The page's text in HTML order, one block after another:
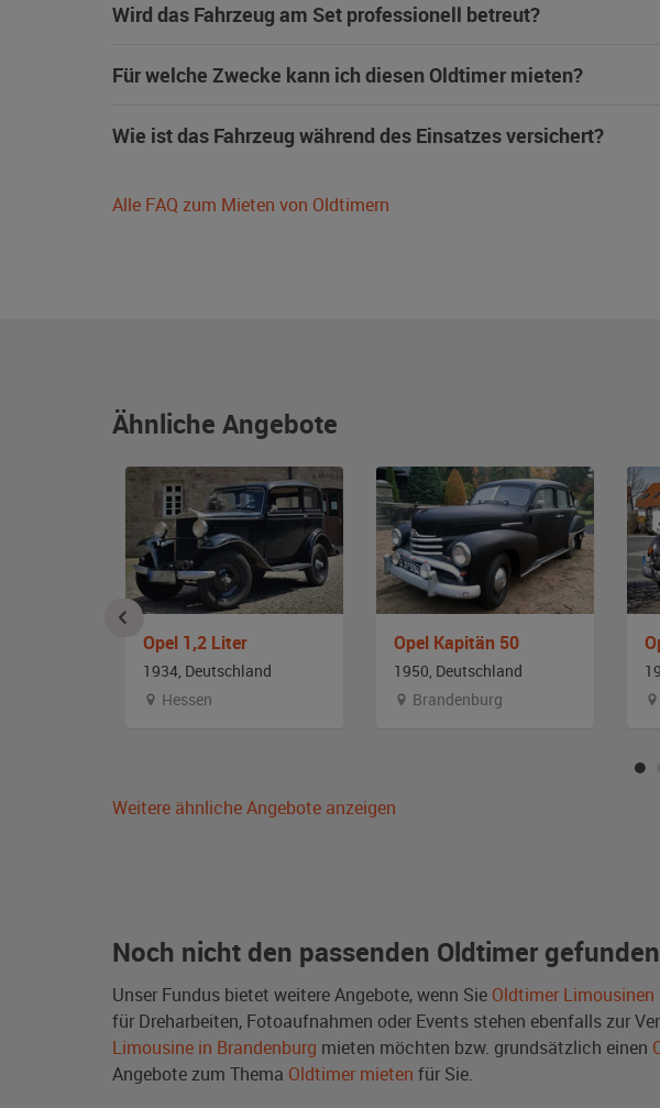
Wird das Fahrzeug am Set professionell betreut?
Für welche Zwecke kann ich diesen Oldtimer mieten?
Wie ist das Fahrzeug während des Einsatzes versichert?
Alle FAQ zum Mieten von Oldtimern
Ähnliche Angebote
Opel 1,2 Liter
1934, Deutschland
Hessen
Opel Kapitän 50
1950, Deutschland
Brandenburg
Weitere ähnliche Angebote anzeigen
Noch nicht den passenden Oldtimer
Unser Fundus bietet weitere Angebote, wenn Sie Oldtimer Limousinen
für Dreharbeiten, Fotoaufnahmen oder Events stehen ebenfalls zur
Limousine in Brandenburg mieten möchten bzw. grundsätzlich einen
Angebote zum Thema Oldtimer mieten für Sie.